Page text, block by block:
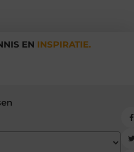
EN INSPIRATIE.